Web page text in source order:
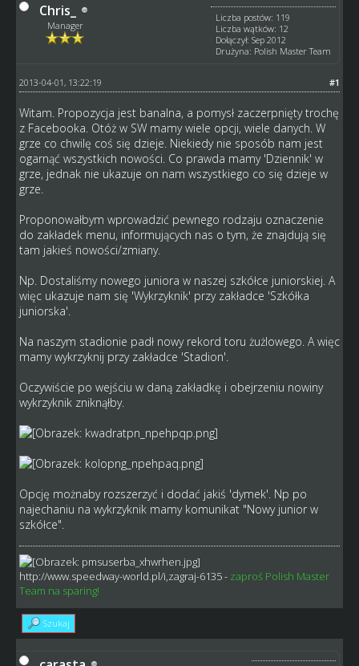
Chris_
Manager
Liczba postów: 119
Liczba wątków: 12
Dołączył: Sep 2012
Drużyna: Polish Master Team
#1
2013-04-01, 13:22:19
Witam. Propozycja jest banalna, a pomysł zaczerpnięty trochę
z Facebooka. Otóż w SW mamy wiele opcji, wiele danych. W
grze co chwilę coś się dzieje. Niekiedy nie sposób nam jest
ogarnąć wszystkich nowości. Co prawda mamy 'Dziennik' w
grze, jednak nie ukazuje on nam wszystkiego co się dzieje w
grze.
Proponowałbym wprowadzić pewnego rodzaju oznaczenie
do zakładek menu, informujących nas o tym, że znajdują się
tam jakieś nowości/zmiany.
Np. Dostaliśmy nowego juniora w naszej szkółce juniorskiej. A
więc ukazuje nam się 'Wykrzyknik' przy zakładce 'Szkółka
juniorska'.
Na naszym stadionie padł nowy rekord toru żużlowego. A więc
mamy wykrzyknij przy zakładce 'Stadion'.
Oczywiście po wejściu w daną zakładkę i obejrzeniu nowiny
wykrzyknik zniknąłby.
Opcję możnaby rozszerzyć i dodać jakiś 'dymek'. Np po
najechaniu na wykrzyknik mamy komunikat "Nowy junior w
szkółce".
http://www.speedway-world.pl/i,zagraj-6135- zaproś Polish Master
Team na sparing!
Szukaj